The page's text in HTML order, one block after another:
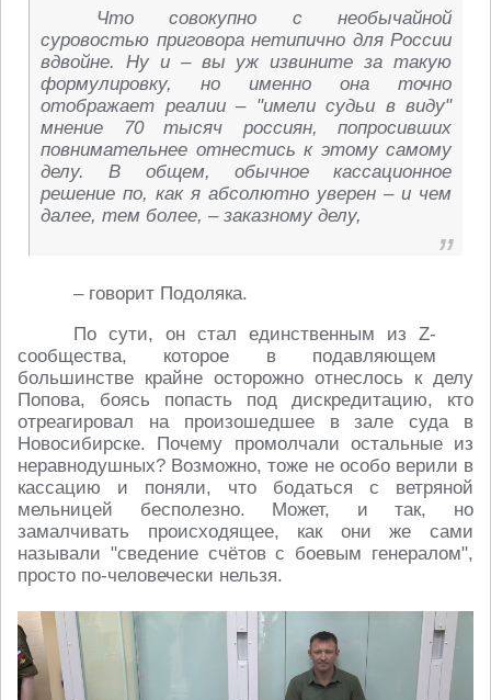
Что совокупно с необычайной
суровостью приговора нетипично для России
вдвойне. Ну и – вы уж извините за такую
формулировку, но именно она точно
отображает реалии – "имели судьи в виду"
мнение 70 тысяч россиян, попросивших
повнимательнее отнестись к этому самому
делу. В общем, обычное кассационное
решение по, как я абсолютно уверен – и чем
далее, тем более, – заказному делу,
– говорит Подоляка.
По сути, он стал единственным из Z-
сообщества, которое в подавляющем
большинстве крайне осторожно отнеслось к делу
Попова, боясь попасть под дискредитацию, кто
отреагировал на произошедшее в зале суда в
Новосибирске. Почему промолчали остальные из
неравнодушных? Возможно, тоже не особо верили в
кассацию и поняли, что бодаться с ветряной
мельницей бесполезно. Может, и так, но
замалчивать происходящее, как они же сами
называли "сведение счётов с боевым генералом",
просто по-человечески нельзя.